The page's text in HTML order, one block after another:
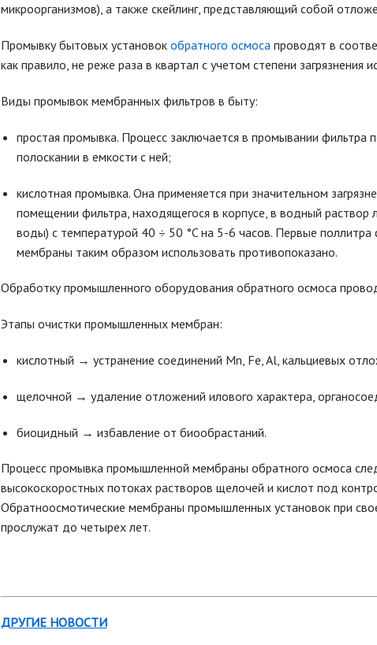
микроорганизмов), а также скейлинг, представляющий собой
Промывку бытовых установок обратного осмосапроводят в
как правило, не реже раза в квартал с учетом степени загрязнения
Виды промывок мембранных фильтров в быту:
простая промывка. Процесс заключается в промывании
полоскании в емкости с ней;
кислотная промывка. Она применяется при значительном
помещении фильтра, находящегося в корпусе, в водный
воды) с температурой 40 ÷ 50 °C на 5-6 часов. Первые
мембраны таким образом использовать противопоказано.
Обработку промышленного оборудования обратного осмоса
Этапы очистки промышленных мембран:
кислотный → устранение соединений Mn, Fe, Al, кальциевых
щелочной → удаление отложений илового характера,
биоцидный → избавление от биообрастаний.
Процесс промывка промышленной мембраны обратного осмоса
высокоскоростных потоках растворов щелочей и кислот под
Обратноосмотические мембраны промышленных установок при
прослужат до четырех лет.
ДРУГИЕ НОВОСТИ